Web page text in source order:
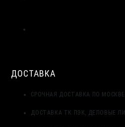
ДОСТАВКА
СРОЧНАЯ ДОСТАВКА ПО
ДОСТАВКА ТК ПЭК, ДЕЛОВЫЕ